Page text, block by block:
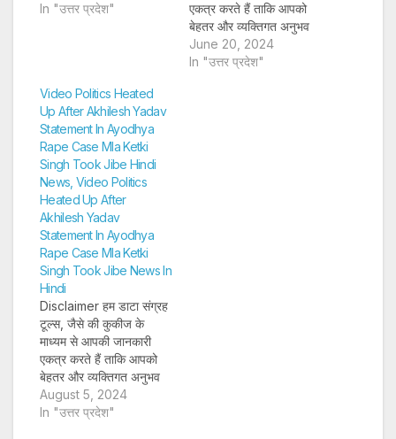
विज्ञापन पेश कर सकें। अगर
In "उत्तर प्रदेश"
एकत्र करते हैं ताकि आपको
बेहतर और व्यक्तिगत अनुभव
प्रदान कर सकें और लक्षित
विज्ञापन पेश कर सकें। अगर
June 20, 2024
In "उत्तर प्रदेश"
Video Politics Heated
Up After Akhilesh Yadav
Statement In Ayodhya
Rape Case Mla Ketki
Singh Took Jibe Hindi
News, Video Politics
Heated Up After
Akhilesh Yadav
Statement In Ayodhya
Rape Case Mla Ketki
Singh Took Jibe News In
Hindi
Disclaimer हम डाटा संग्रह
टूल्स, जैसे की कुकीज के
माध्यम से आपकी जानकारी
एकत्र करते हैं ताकि आपको
बेहतर और व्यक्तिगत अनुभव
प्रदान कर सकें और लक्षित
विज्ञापन पेश कर सकें। अगर
August 5, 2024
In "उत्तर प्रदेश"